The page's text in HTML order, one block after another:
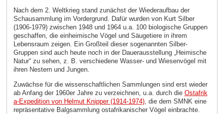
Nach dem 2. Weltkrieg stand zunächst der Wiederaufbau der
Schausammlung im Vordergrund. Dafür wurden von Kurt Silber
(1906-1979) zwischen 1948 und 1964 u.a. 100 biologische Gruppen
geschaffen, die einheimische Vögel und Säugetiere in ihrem
Lebensraum zeigen. Ein Großteil dieser sogenannten Silber-
Gruppen sind auch heute noch in der Dauerausstellung „Heimische
Natur“ zu sehen, z. B. verschiedene Wasser- und Wiesenvögel mit
ihren Nestern und Jungen.
Zuwächse für die wissenschaftlichen Sammlungen sind erst wieder
ab Anfang der 1960er Jahre zu verzeichnen, u.a. durch die Ostafrik
a-Expedition von Helmut Knipper (1914-1974), die dem SMNK eine
repräsentative Balgsammlung ostafrikanischer Vögel einbrachte.